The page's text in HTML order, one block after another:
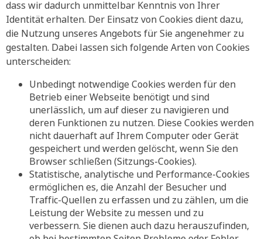
dass wir dadurch unmittelbar Kenntnis von Ihrer
Identität erhalten. Der Einsatz von Cookies dient dazu,
die Nutzung unseres Angebots für Sie angenehmer zu
gestalten. Dabei lassen sich folgende Arten von Cookies
unterscheiden:
Unbedingt notwendige Cookies werden für den
Betrieb einer Webseite benötigt und sind
unerlässlich, um auf dieser zu navigieren und
deren Funktionen zu nutzen. Diese Cookies werden
nicht dauerhaft auf Ihrem Computer oder Gerät
gespeichert und werden gelöscht, wenn Sie den
Browser schließen (Sitzungs-Cookies).
Statistische, analytische und Performance-Cookies
ermöglichen es, die Anzahl der Besucher und
Traffic-Quellen zu erfassen und zu zählen, um die
Leistung der Website zu messen und zu
verbessern. Sie dienen auch dazu herauszufinden,